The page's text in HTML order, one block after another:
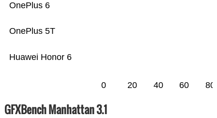
Huawei Honor 6
OnePlus 5T
OnePlus 6
0 20 40 60 80
GFXBench Manhattan 3.1